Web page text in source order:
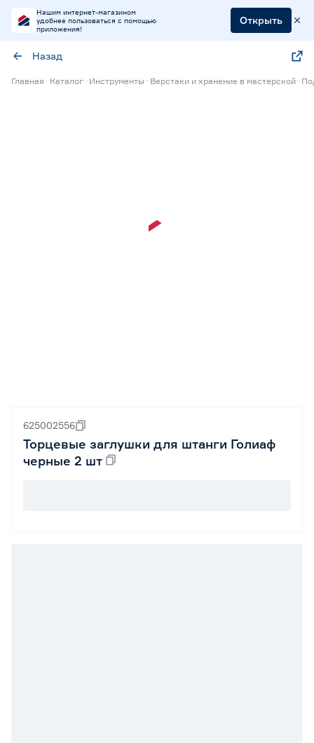
Нашим интернет-магазином
удобнее пользоваться с помощью
приложения!
Открыть
Назад
Главная Каталог Инструменты Верстаки и хранение в мастерской
625002556
Торцевые заглушки для штанги Голиаф
черные 2 шт